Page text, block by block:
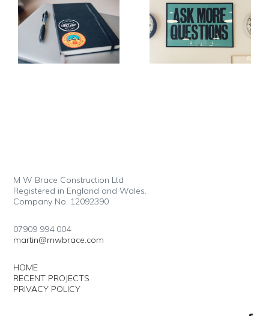
Design Basics:
Always carry a
notebook
Ask good
questions and
get better
answers
M W Brace Construction Ltd
Registered in England and Wales.
Company No. 12092390
07909 994 004
martin@mwbrace.com
HOME
RECENT PROJECTS
PRIVACY POLICY